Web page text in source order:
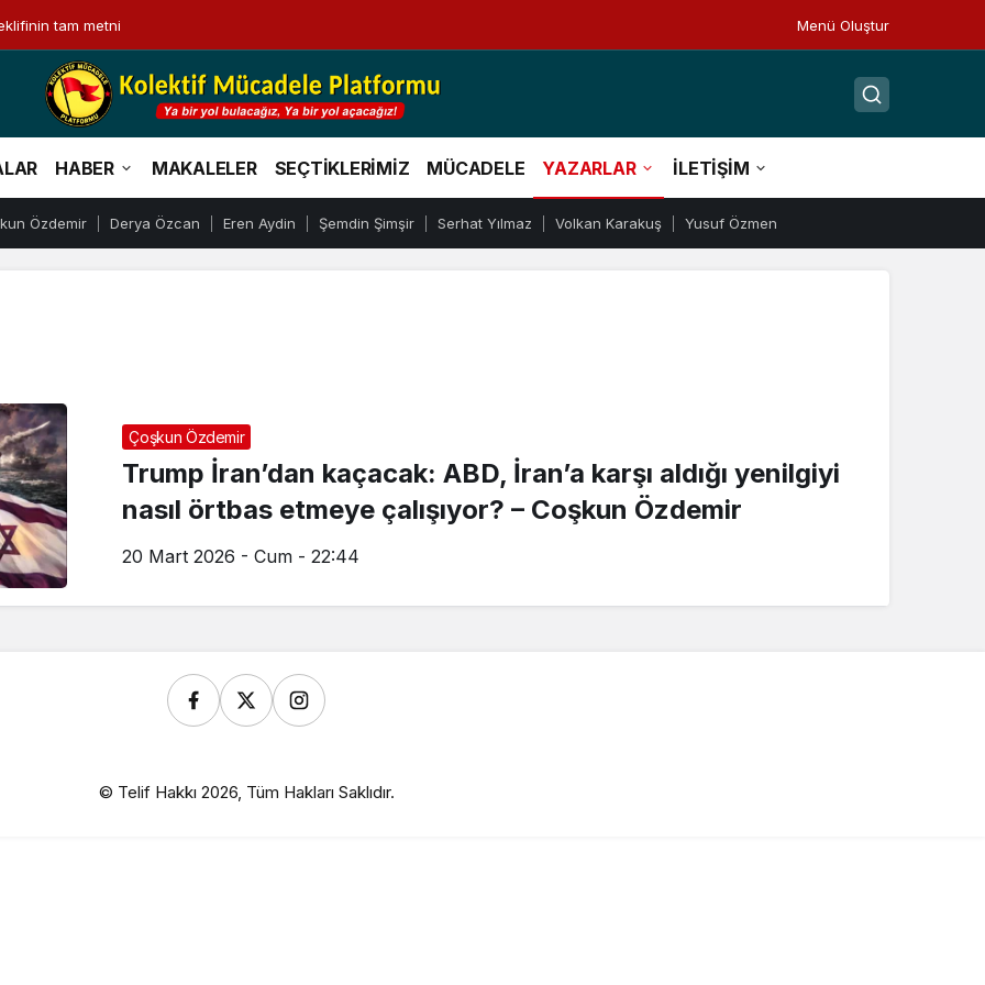
tam metni Menü Oluştur
Çoşkun
Özdemir
Haberleri
HABER MAKALELER SEÇTİKLERİMİZ MÜCADELE YAZARLAR İLETİŞİM
Özdemir Derya Özcan Eren Aydin Şemdin Şimşir Serhat Yılmaz Volkan Karakuş Yusuf Özmen
Çoşkun Özdemir
Trump İran’dan kaçacak: ABD, İran’a karşı aldığı yenilgiyi
nasıl örtbas etmeye çalışıyor? – Coşkun Özdemir
20 Mart 2026 - Cum - 22:44
© Telif Hakkı 2026, Tüm Hakları Saklıdır.